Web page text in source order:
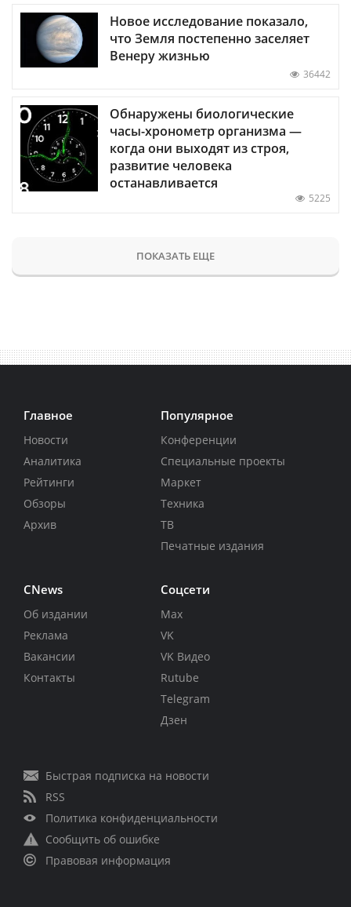
Новое исследование показало,
что Земля постепенно заселяет
Венеру жизнью
36442
Обнаружены биологические
часы-хронометр организма —
когда они выходят из строя,
развитие человека
останавливается
5225
ПОКАЗАТЬ ЕЩЕ
Главное
Новости
Аналитика
Рейтинги
Обзоры
Архив
Популярное
Конференции
Специальные проекты
Маркет
Техника
ТВ
Печатные издания
CNews
Об издании
Реклама
Вакансии
Контакты
Соцсети
Max
VK
VK Видео
Rutube
Telegram
Дзен
Быстрая подписка на новости
RSS
Политика конфиденциальности
Сообщить об ошибке
Правовая информация